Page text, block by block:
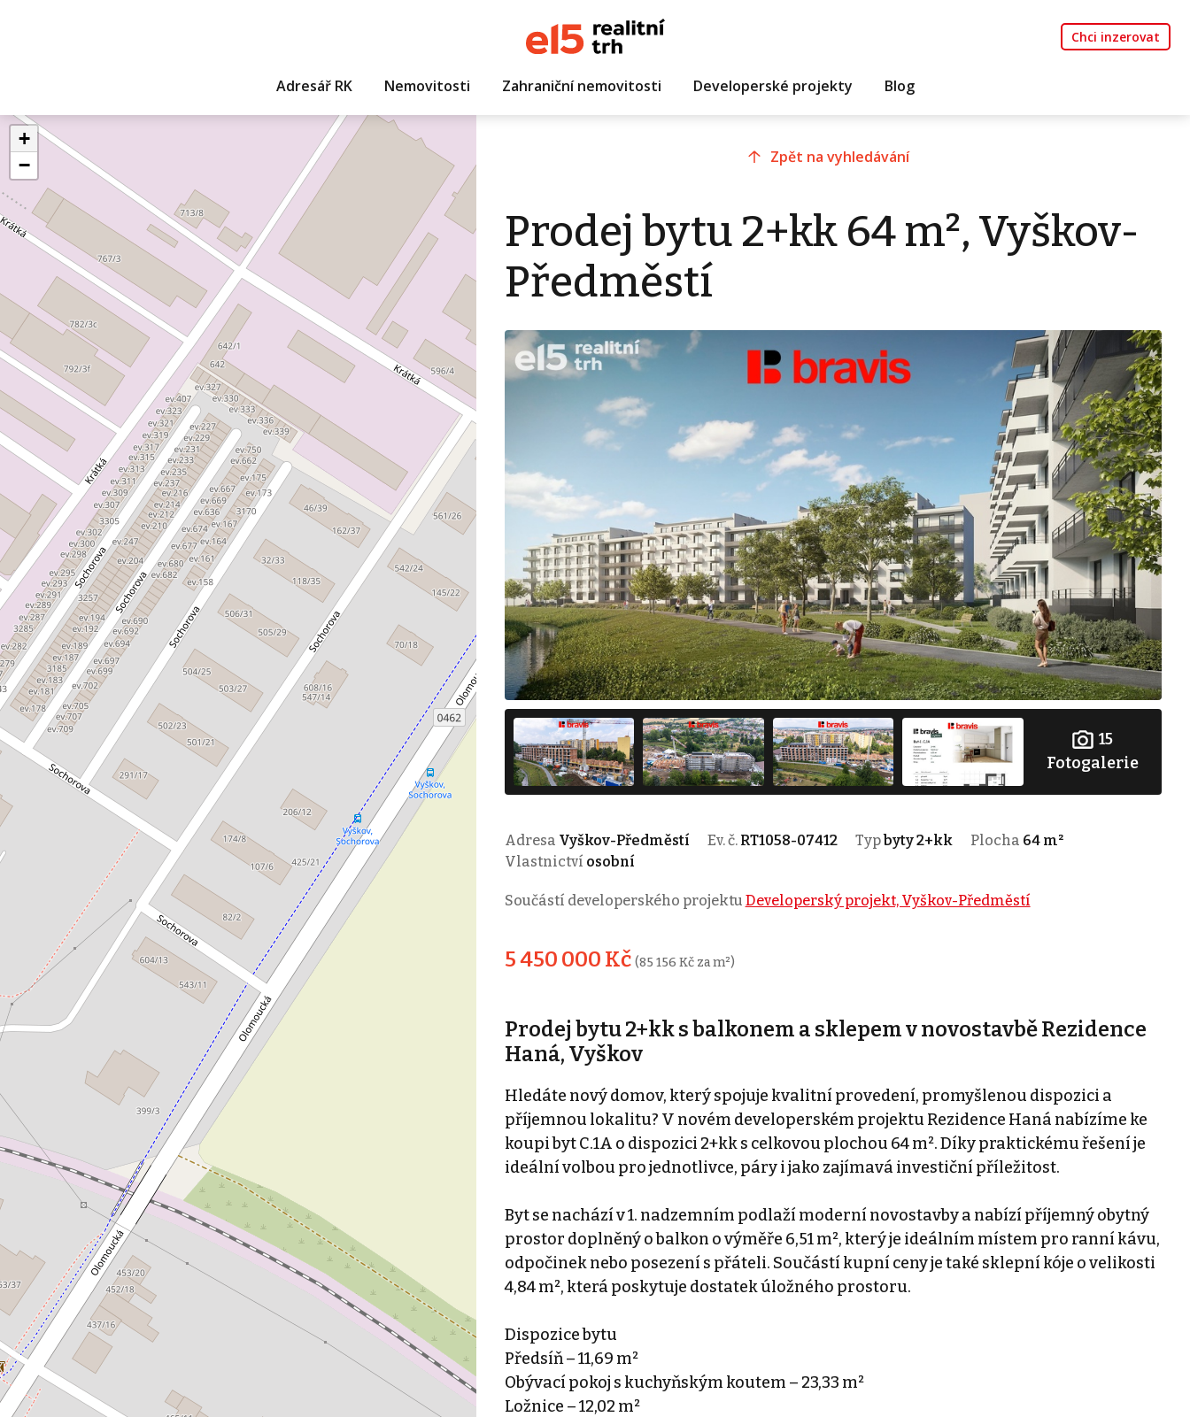
Chci inzerovat
Adresář RK Nemovitosti Zahraniční nemovitosti Developerské projekty Blog
+
−
Zpět na vyhledávání
Prodej bytu 2+kk 64 m², Vyškov-
Předměstí
15
Fotogalerie
Adresa Vyškov-Předměstí Ev. č. RT1058-07412 Typbyty 2+kk Plocha 64 m²
Vlastnictví osobní
Součástí developerského projektu Developerský projekt, Vyškov-Předměstí
5 450 000 Kč (85 156 Kč za m²)
Prodej bytu 2+kk s balkonem a sklepem v novostavbě Rezidence
Haná, Vyškov
Hledáte nový domov, který spojuje kvalitní provedení, promyšlenou dispozici a
příjemnou lokalitu? V novém developerském projektu Rezidence Haná nabízíme ke
koupi byt C.1A o dispozici 2+kk s celkovou plochou 64 m². Díky praktickému řešení je
ideální volbou pro jednotlivce, páry i jako zajímavá investiční příležitost.
Byt se nachází v 1. nadzemním podlaží moderní novostavby a nabízí příjemný obytný
prostor doplněný o balkon o výměře 6,51 m², který je ideálním místem pro ranní kávu,
odpočinek nebo posezení s přáteli. Součástí kupní ceny je také sklepní kóje o velikosti
4,84 m², která poskytuje dostatek úložného prostoru.
Dispozice bytu
Předsíň – 11,69 m²
Obývací pokoj s kuchyňským koutem – 23,33 m²
Ložnice – 12,02 m²